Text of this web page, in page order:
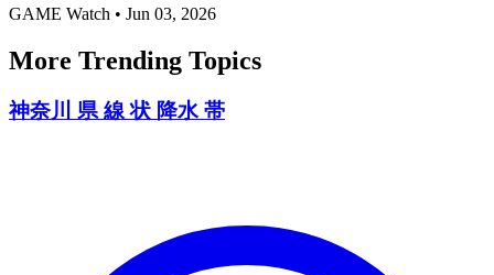
GAME Watch • Jun 03, 2026
More Trending Topics
神奈川 県 線 状 降水 帯